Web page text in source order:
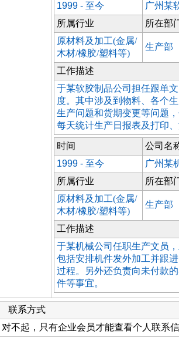
1999 - 至今
广州某
所属行业
所在部
原材料及加工(金属/
木材/橡胶/塑料等)
生产部
工作描述
于某软胶制品公司担任跟单
度。其中涉及到物料、各个
生产问题和货期变更等问题
每天统计生产日报表及打印
时间
公司名
1999 - 至今
广州某
所属行业
所在部
原材料及加工(金属/
木材/橡胶/塑料等)
生产部
工作描述
于某机械公司任职生产文员
包括安排机件发外加工并跟
过程。另外还负责向未付款
件等事宜。
联系方式
对不起，只有企业会员才能查看个人联系